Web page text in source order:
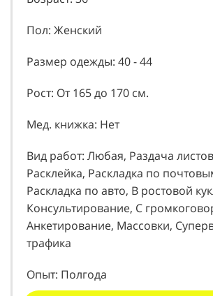
Пол: Женский
Размер одежды: 40 - 44
Рост: От 165 до 170 см.
Мед. книжка: Нет
Вид работ: Любая, Раздача
Расклейка, Раскладка по
Раскладка по авто, В ростовой
Консультирование, С
Анкетирование, Массовки,
трафика
Опыт: Полгода